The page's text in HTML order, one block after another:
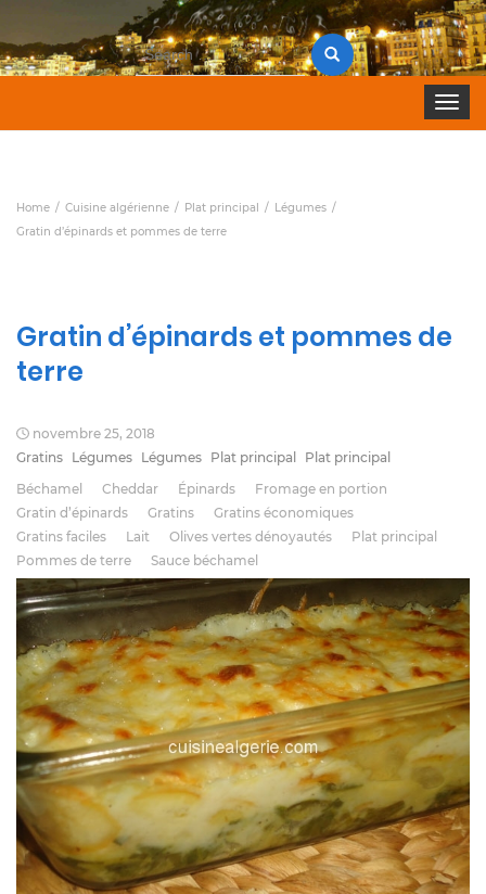
Search
for:
Toggle
Home Cuisine algérienne Plat principal
Légumes
Gratin d’épinards et pommes de terre
Gratin d’épinards et pommes de
terre
novembre 25, 2018
Gratins Légumes Légumes Plat principal
Plat principal
Béchamel
Cheddar Épinards
Fromage en portion
Gratin d’épinards
Gratins
Gratins économiques
Gratins faciles
Lait Olives vertes dénoyautés
Plat principal
Pommes de terre
Sauce béchamel